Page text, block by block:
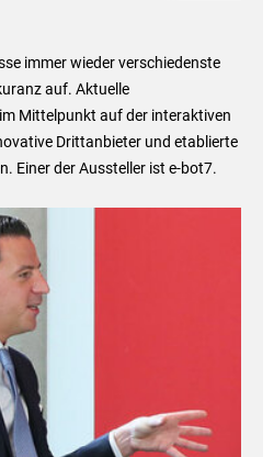
immer wieder verschiedenste
auf. Aktuelle
Mittelpunkt auf der interaktiven
Drittanbieter und etablierte
Einer der Aussteller ist e-bot7.